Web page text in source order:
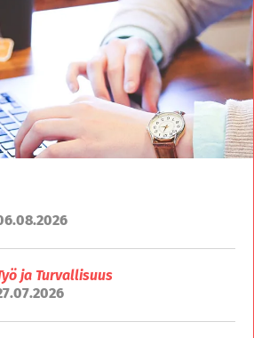
ja Turvallisuus